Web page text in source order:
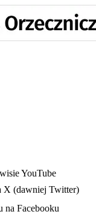
YouTube
X (dawniej Twitter)
na Facebooku